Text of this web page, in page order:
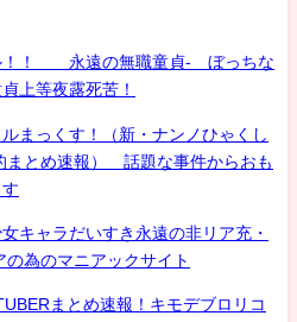
！！ 永遠の無職童貞- ぼっちな
上等夜露死苦！
まっくす！（新・ナンノひゃくし
まとめ速報） 話題な事件からおも
キャラだいすき永遠の非リア充・
為のマニアックサイト
まとめ速報！キモデブロリコ